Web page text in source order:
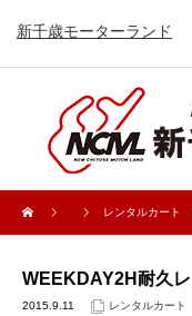
新千歳モーターランド
レンタルカート
WEEKDAY2H耐久
2015.9.11 レンタルカート